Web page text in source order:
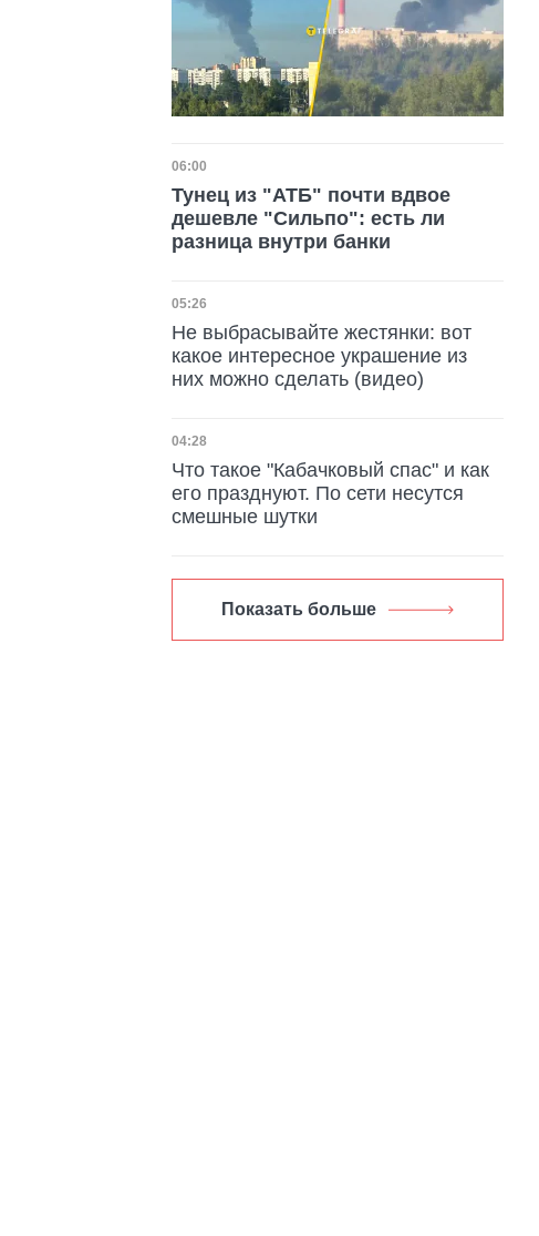
Дата публикации
06:00
Тунец из "АТБ" почти вдвое
дешевле "Сильпо": есть ли
разница внутри банки
Дата публикации
05:26
Не выбрасывайте жестянки: вот
какое интересное украшение из
них можно сделать (видео)
Дата публикации
04:28
Что такое "Кабачковый спас" и как
его празднуют. По сети несутся
смешные шутки
Показать больше